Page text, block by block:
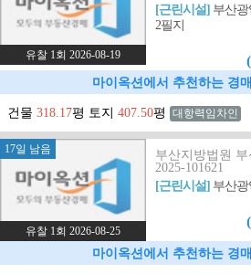
유찰 1회 2026-08-19
[근린시설] 부산광
2필지
마이옥션에서 추천하는 경
건물 318.17평 토지 407.50평 대항력임차인
17일 남음
유찰 1회 2026-08-25
부산지방법원
2025-101621
[근린시설] 부산광
마이옥션에서 추천하는 경